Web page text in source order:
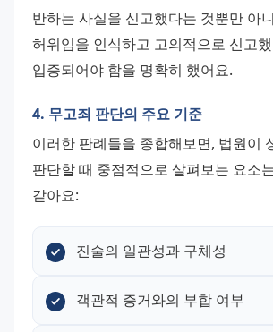
반하는 사실을 신고했다는 것뿐만 아
허위임을 인식하고 고의적으로 신고
입증되어야 함을 명확히 했어요.
4. 무고죄 판단의 주요 기준
이러한 판례들을 종합해보면, 법원이
판단할 때 중점적으로 살펴보는 요소
같아요:
진술의 일관성과 구체성
객관적 증거와의 부합 여부